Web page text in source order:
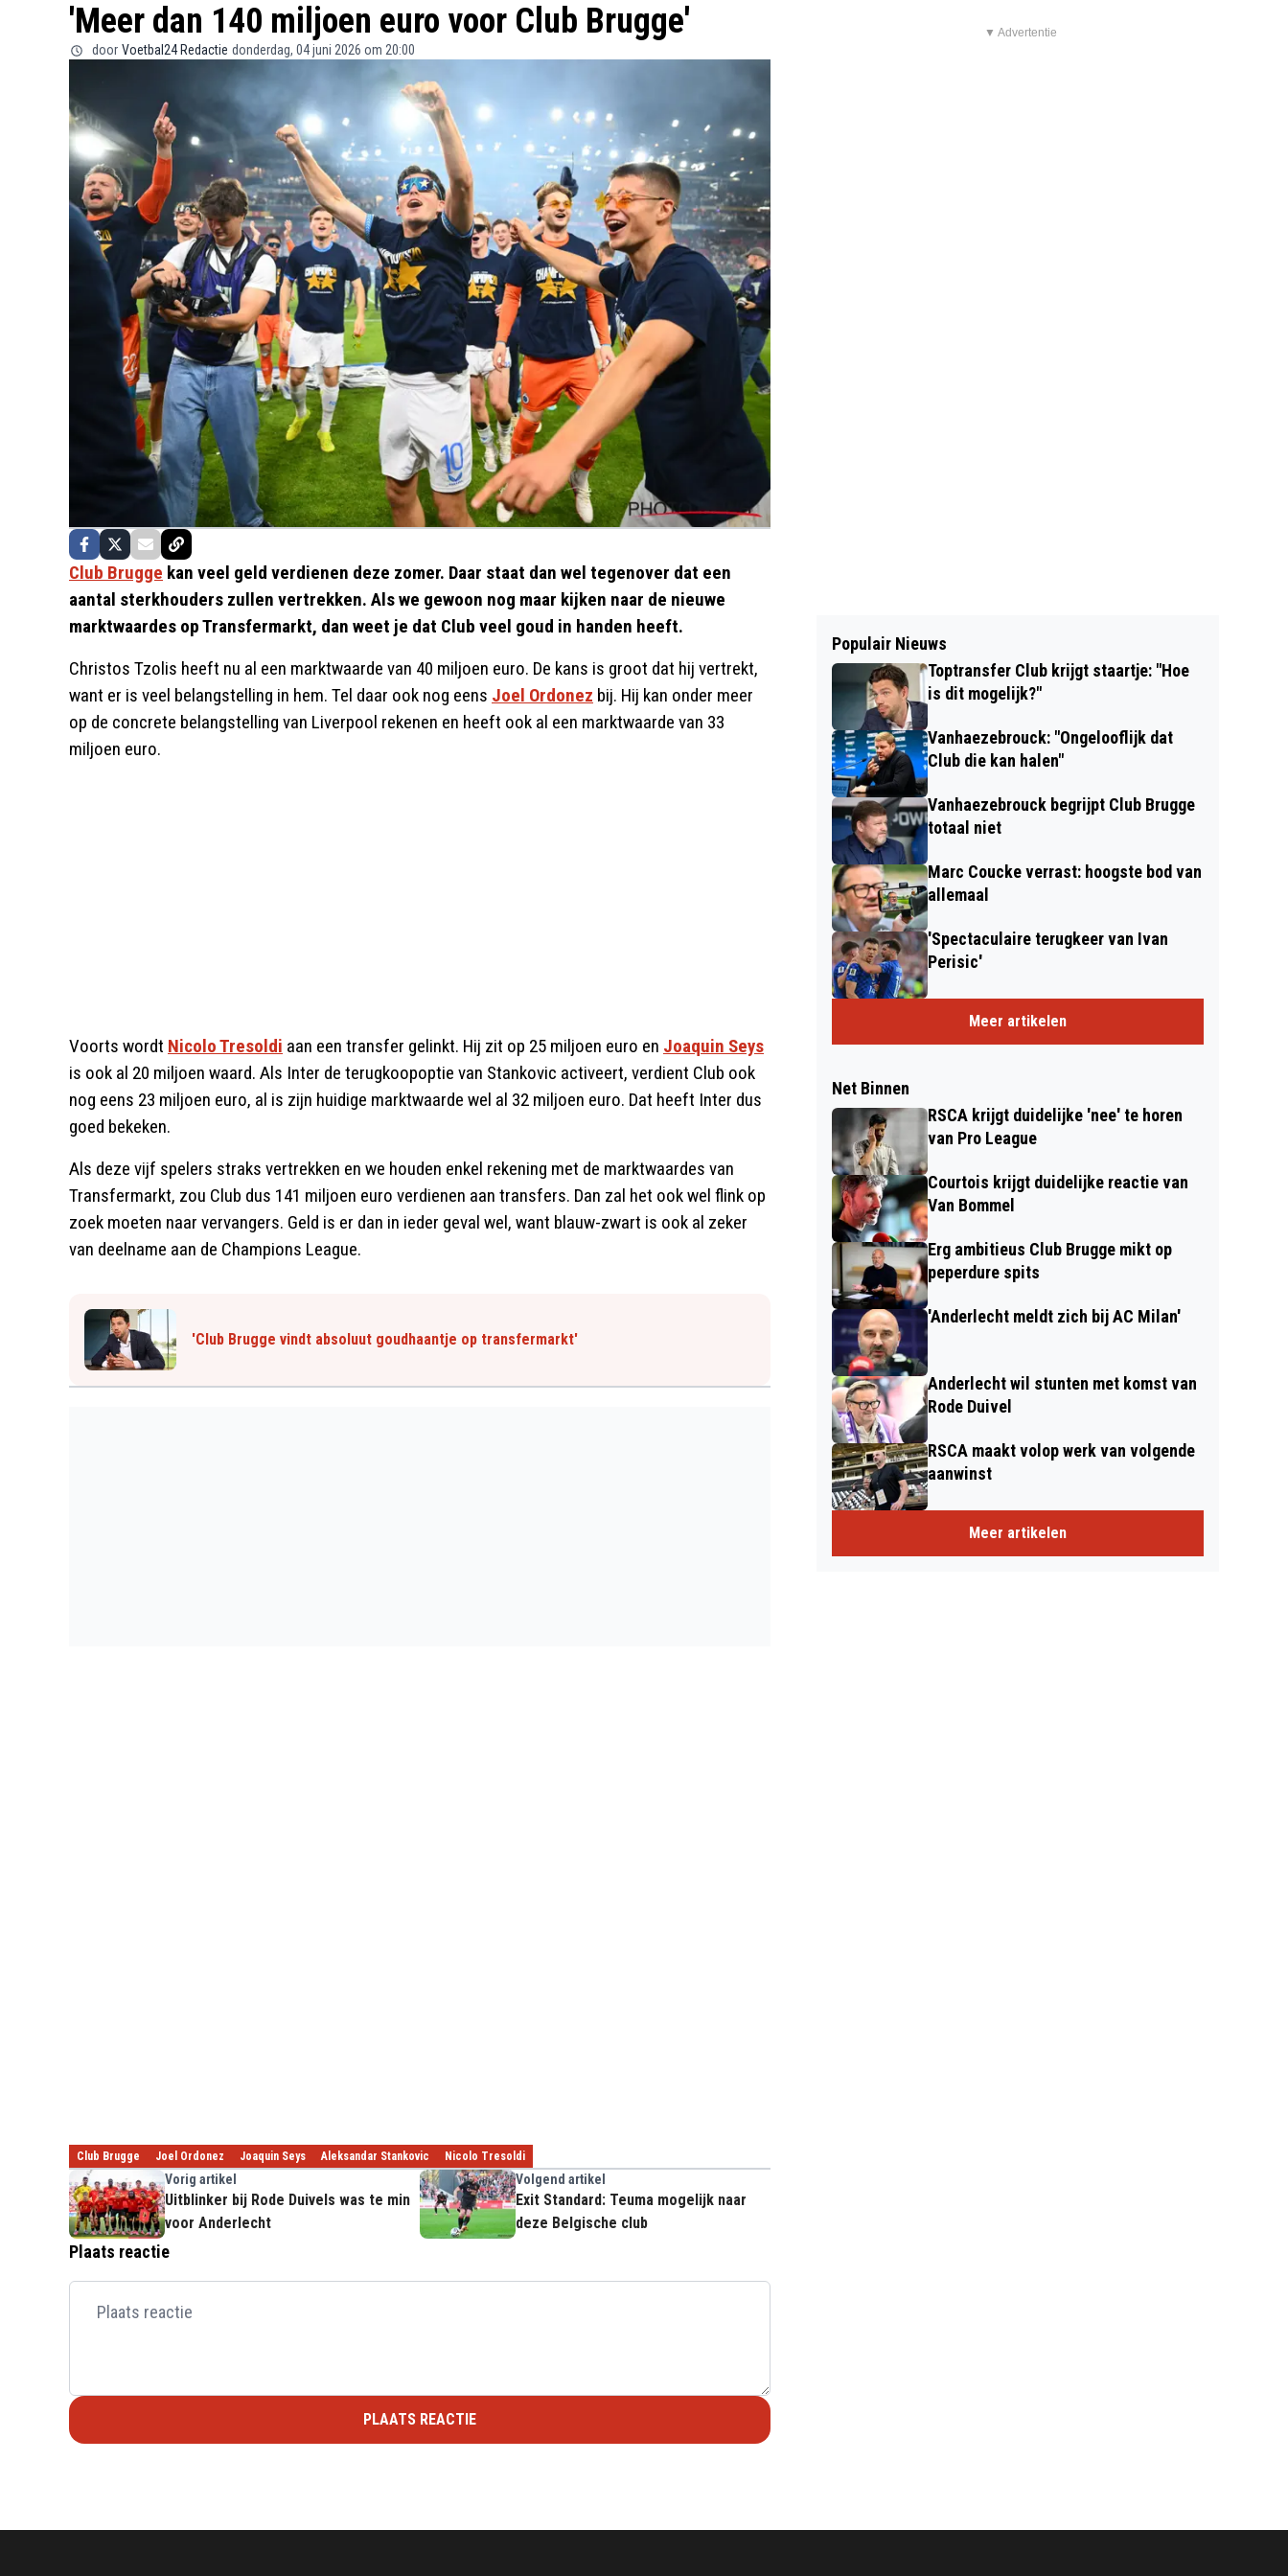
'Meer dan 140 miljoen euro voor Club Brugge'
door Voetbal24 Redactie donderdag, 04 juni 2026 om 20:00
Club Brugge kan veel geld verdienen deze zomer. Daar staat dan wel tegenover dat een
aantal sterkhouders zullen vertrekken. Als we gewoon nog maar kijken naar de nieuwe
marktwaardes op Transfermarkt, dan weet je dat Club veel goud in handen heeft.
Christos Tzolis heeft nu al een marktwaarde van 40 miljoen euro. De kans is groot dat hij vertrekt,
want er is veel belangstelling in hem. Tel daar ook nog eens Joel Ordonez bij. Hij kan onder meer
op de concrete belangstelling van Liverpool rekenen en heeft ook al een marktwaarde van 33
miljoen euro.
Voorts wordt Nicolo Tresoldi aan een transfer gelinkt. Hij zit op 25 miljoen euro en Joaquin Seys
is ook al 20 miljoen waard. Als Inter de terugkoopoptie van Stankovic activeert, verdient Club ook
nog eens 23 miljoen euro, al is zijn huidige marktwaarde wel al 32 miljoen euro. Dat heeft Inter dus
goed bekeken.
Als deze vijf spelers straks vertrekken en we houden enkel rekening met de marktwaardes van
Transfermarkt, zou Club dus 141 miljoen euro verdienen aan transfers. Dan zal het ook wel flink op
zoek moeten naar vervangers. Geld is er dan in ieder geval wel, want blauw-zwart is ook al zeker
van deelname aan de Champions League.
'Club Brugge vindt absoluut goudhaantje op transfermarkt'
Club Brugge Joel Ordonez Joaquin Seys Aleksandar Stankovic Nicolo Tresoldi
Vorig artikel
Uitblinker bij Rode Duivels was te min
voor Anderlecht
Volgend artikel
Exit Standard: Teuma mogelijk naar
deze Belgische club
Plaats reactie
PLAATS REACTIE
▼ Advertentie
Populair Nieuws
Toptransfer Club krijgt staartje: "Hoe
is dit mogelijk?"
Vanhaezebrouck: "Ongelooflijk dat
Club die kan halen"
Vanhaezebrouck begrijpt Club Brugge
totaal niet
Marc Coucke verrast: hoogste bod van
allemaal
'Spectaculaire terugkeer van Ivan
Perisic'
Meer artikelen
Net Binnen
RSCA krijgt duidelijke 'nee' te horen
van Pro League
Courtois krijgt duidelijke reactie van
Van Bommel
Erg ambitieus Club Brugge mikt op
peperdure spits
'Anderlecht meldt zich bij AC Milan'
Anderlecht wil stunten met komst van
Rode Duivel
RSCA maakt volop werk van volgende
aanwinst
Meer artikelen